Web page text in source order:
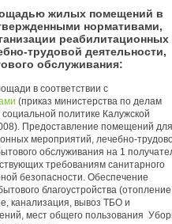
жилых помещений в
нормативами,
реабилитационных
трудовой деятельности,
обслуживания:
в соответствии с
(приказ министерства по делам
политике Калужской
Предоставление помещений для
мероприятий, лечебно-
обслуживания на 1
требованиям санитарного
безопасности. Обеспечение
благоустройства
канализация, вывоз ТБО и
мест общего пользования